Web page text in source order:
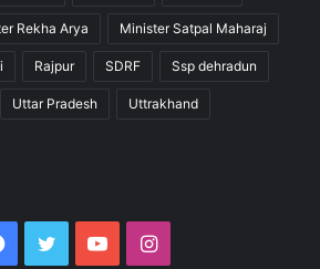
Rekha Arya Minister Satpal Maharaj
Rajpur SDRF Ssp dehradun
Uttar Pradesh Uttrakhand
Facebook
Twitter YouTubeInstagram